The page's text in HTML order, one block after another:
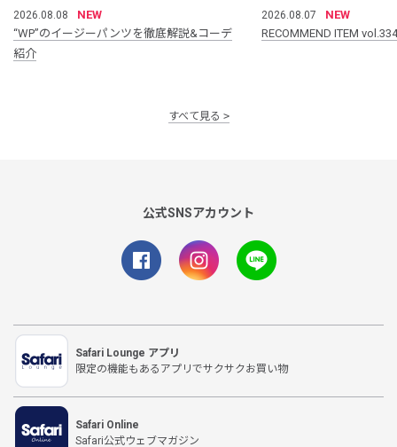
2026.08.08
NEW
“WP”のイージーパンツを徹底解説&コーデ
紹介
2026.08.07
NEW
RECOMMEND ITEM vol.334
すべて見る
公式SNSアカウント
Safari Lounge アプリ
限定の機能もあるアプリでサクサクお買い物
Safari Online
Safari公式ウェブマガジン